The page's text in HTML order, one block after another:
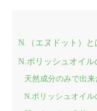
N.（エヌドット）と
N.ポリッシュオイル
天然成分のみで出
N.ポリッシュオイ